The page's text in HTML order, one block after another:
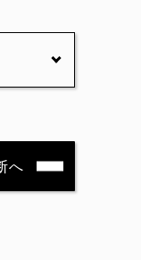
9日
へ